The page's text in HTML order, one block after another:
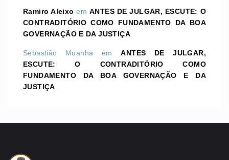
Ramiro Aleixo emANTES DE JULGAR, ESCUTE: O
CONTRADITÓRIO COMO FUNDAMENTO DA BOA
GOVERNAÇÃO E DA JUSTIÇA
Sebastião Muanha emANTES DE JULGAR,
ESCUTE: O CONTRADITÓRIO COMO
FUNDAMENTO DA BOA GOVERNAÇÃO E DA
JUSTIÇA